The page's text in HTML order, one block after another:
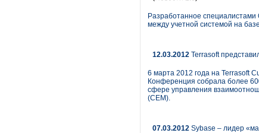
Разработанное
между учетной системой на
12.03.2012 Terrasoft
6 марта 2012 года на Terrasoft
Конференция собрала более
сфере управления
(CEM).
07.03.2012 Sybase – лидер